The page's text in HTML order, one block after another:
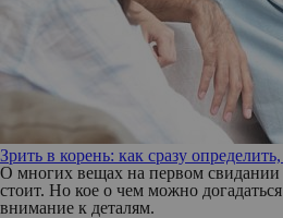
Зрить в корень: как сразу
О многих вещах на первом свидании
стоит. Но кое о чем можно
внимание к деталям.